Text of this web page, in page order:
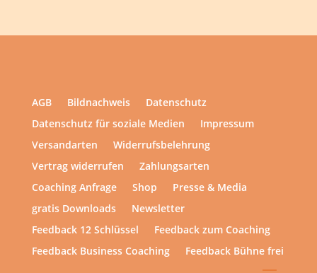
AGB Bildnachweis
Datenschutz
Datenschutz für soziale Medien
Impressum
Versandarten
Widerrufsbelehrung
Vertrag widerrufen
Zahlungsarten
Coaching Anfrage
Shop
Presse & Media
gratis Downloads
Newsletter
Feedback 12 Schlüssel
Feedback zum Coaching
Feedback Business Coaching
Feedback Bühne frei